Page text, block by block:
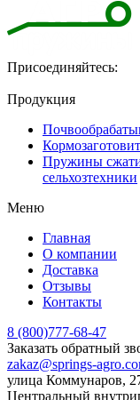
Присоединяйтесь:
Продукция
Пружины
сельхозтехники
Меню
Главная
О компании
Доставка
Отзывы
Контакты
8 (800)777-68-47
Заказать обратный
zakaz@springs-
улица Коммунаров,
Центральный